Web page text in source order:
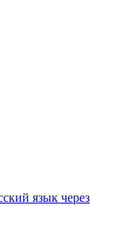
язык через